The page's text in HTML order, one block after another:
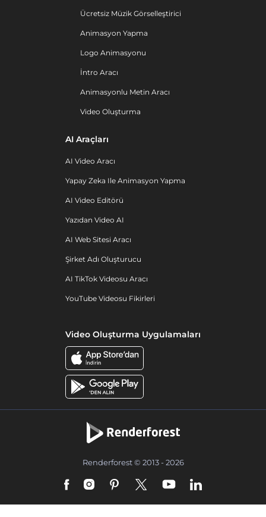
Ücretsiz Müzik Görselleştirici
Animasyon Yapma
Logo Animasyonu
İntro Aracı
Animasyonlu Metin Aracı
Video Oluşturma
AI Araçları
AI Video Aracı
Yapay Zeka Ile Animasyon Yapma
AI Video Editörü
Yazıdan Video AI
AI Web Sitesi Aracı
Şirket Adı Oluşturucu
AI TikTok Videosu Aracı
YouTube Videosu Fikirleri
Video Oluşturma Uygulamaları
Renderforest © 2013 - 2026